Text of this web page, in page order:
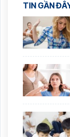
TIN GẦN